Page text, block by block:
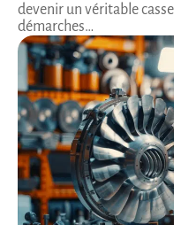
devenir un véritable
démarches…